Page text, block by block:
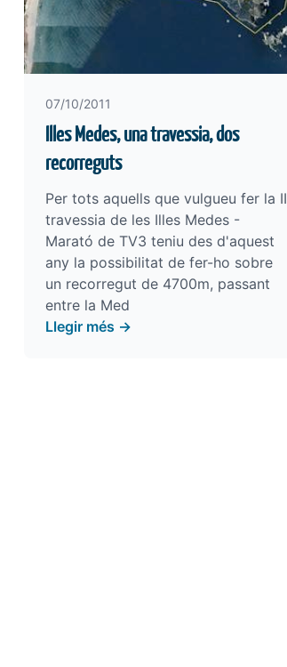
07/10/2011
Illes Medes, una travessia, dos
recorreguts
Per tots aquells que vulgueu fer la II
travessia de les Illes Medes -
Marató de TV3 teniu des d'aquest
any la possibilitat de fer-ho sobre
un recorregut de 4700m, passant
entre la Med
Llegir més →